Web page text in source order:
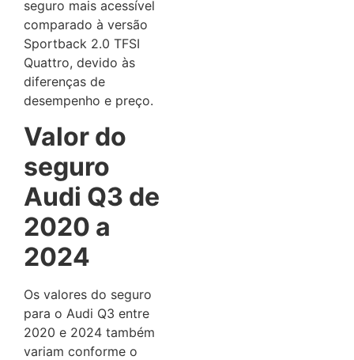
seguro mais acessível
comparado à versão
Sportback 2.0 TFSI
Quattro, devido às
diferenças de
desempenho e preço.
Valor do
seguro
Audi Q3 de
2020 a
2024
Os valores do seguro
para o Audi Q3 entre
2020 e 2024 também
variam conforme o